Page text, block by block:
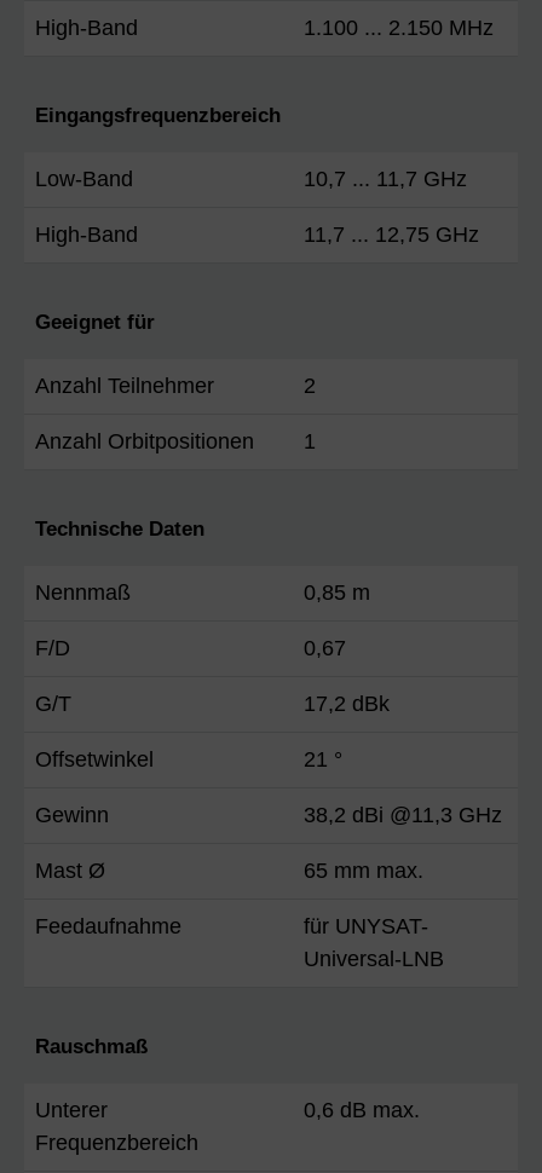
High-Band 1.100 ... 2.150 MHz
Eingangsfrequenzbereich
Low-Band 10,7 ... 11,7 GHz
High-Band 11,7 ... 12,75 GHz
Geeignet für
Anzahl Teilnehmer 2
Anzahl Orbitpositionen 1
Technische Daten
Nennmaß 0,85 m
F/D 0,67
G/T 17,2 dBk
Offsetwinkel 21 °
Gewinn 38,2 dBi @11,3 GHz
Mast Ø 65 mm max.
Feedaufnahme
für UNYSAT-
Universal-LNB
Rauschmaß
Unterer
Frequenzbereich
0,6 dB max.